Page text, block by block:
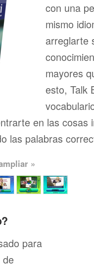
con una
mismo
arreglarte
mayores
esto, Talk
en las cosas
las palabras
»
para